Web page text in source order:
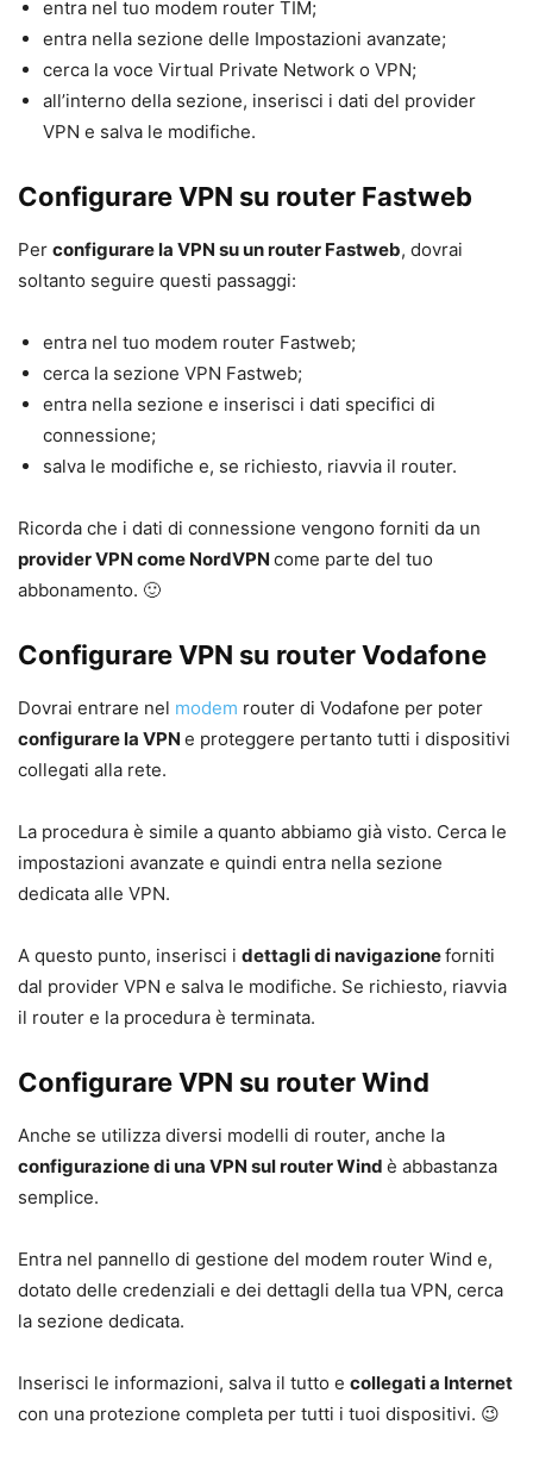
entra nel tuo modem router TIM;
entra nella sezione delle Impostazioni avanzate;
cerca la voce Virtual Private Network o VPN;
all’interno della sezione, inserisci i dati del provider
VPN e salva le modifiche.
Configurare VPN su router Fastweb
Per configurare la VPN su un router Fastweb, dovrai
soltanto seguire questi passaggi:
entra nel tuo modem router Fastweb;
cerca la sezione VPN Fastweb;
entra nella sezione e inserisci i dati specifici di
connessione;
salva le modifiche e, se richiesto, riavvia il router.
Ricorda che i dati di connessione vengono forniti da un
provider VPN come NordVPN come parte del tuo
abbonamento. 🙂
Configurare VPN su router Vodafone
Dovrai entrare nel modem router di Vodafone per poter
configurare la VPN e proteggere pertanto tutti i dispositivi
collegati alla rete.
La procedura è simile a quanto abbiamo già visto. Cerca le
impostazioni avanzate e quindi entra nella sezione
dedicata alle VPN.
A questo punto, inserisci i dettagli di navigazioneforniti
dal provider VPN e salva le modifiche. Se richiesto, riavvia
il router e la procedura è terminata.
Configurare VPN su router Wind
Anche se utilizza diversi modelli di router, anche la
configurazione di una VPN sul router Wind è abbastanza
semplice.
Entra nel pannello di gestione del modem router Wind e,
dotato delle credenziali e dei dettagli della tua VPN, cerca
la sezione dedicata.
Inserisci le informazioni, salva il tutto e collegati a Internet
con una protezione completa per tutti i tuoi dispositivi. 😉